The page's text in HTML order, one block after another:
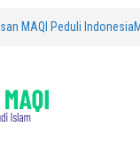
MAQI Peduli Indonesia